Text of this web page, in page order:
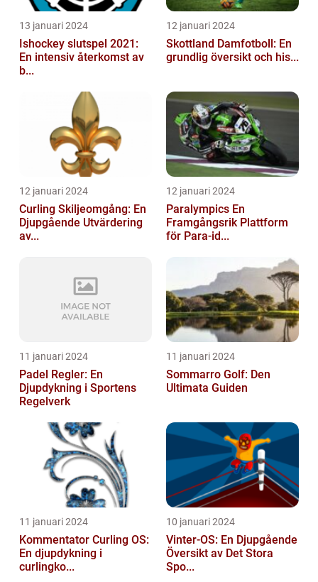
13 januari 2024
Ishockey slutspel 2021:
En intensiv återkomst av
b...
12 januari 2024
Skottland Damfotboll: En
grundlig översikt och his...
12 januari 2024
Curling Skiljeomgång: En
Djupgående Utvärdering
av...
12 januari 2024
Paralympics En
Framgångsrik Plattform
för Para-id...
11 januari 2024
Padel Regler: En
Djupdykning i Sportens
Regelverk
11 januari 2024
Sommarro Golf: Den
Ultimata Guiden
11 januari 2024
Kommentator Curling OS:
En djupdykning i
curlingko...
10 januari 2024
Vinter-OS: En Djupgående
Översikt av Det Stora
Spo...